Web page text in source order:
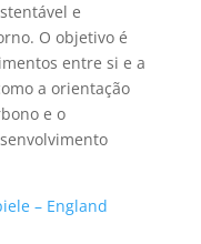
e
O objetivo é
entre si e a
a orientação
e o
– England